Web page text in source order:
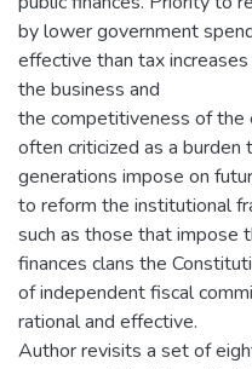
by lower government
effective than tax
the business and
the competitiveness of the
often criticized as a burden
generations impose on
to reform the institutional
such as those that impose
finances clans the
of independent fiscal
rational and effective.
Author revisits a set of